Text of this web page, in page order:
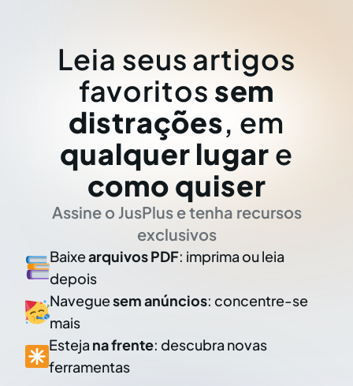
Leia seus artigos
favoritos sem
distrações, em
qualquer lugar e
como quiser
Assine o JusPlus e tenha recursos
exclusivos
Baixearquivos PDF: imprima ou leia
depois
Naveguesem anúncios: concentre-se
mais
Esteja na frente: descubra novas
ferramentas